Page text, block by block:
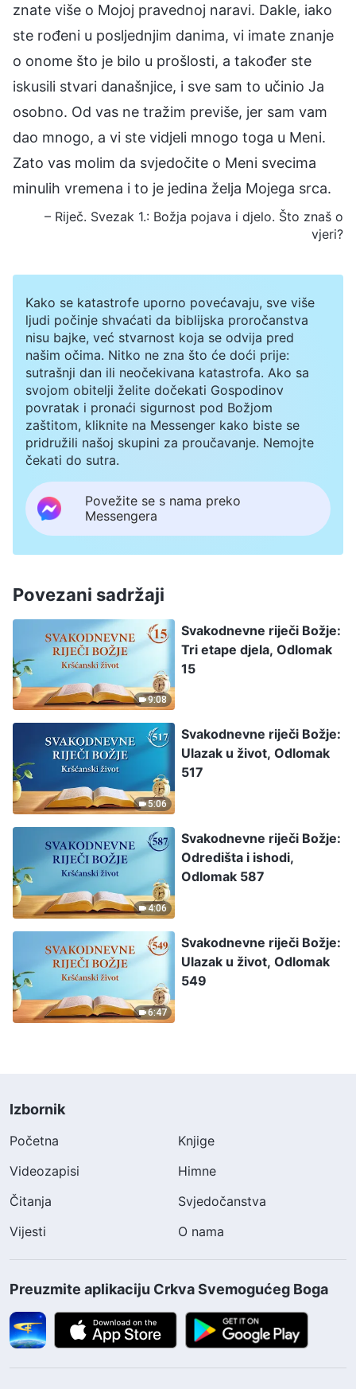
znate više o Mojoj pravednoj naravi. Dakle, iako
ste rođeni u posljednjim danima, vi imate znanje
o onome što je bilo u prošlosti, a također ste
iskusili stvari današnjice, i sve sam to učinio Ja
osobno. Od vas ne tražim previše, jer sam vam
dao mnogo, a vi ste vidjeli mnogo toga u Meni.
Zato vas molim da svjedočite o Meni svecima
minulih vremena i to je jedina želja Mojega srca.
– Riječ. Svezak 1.: Božja pojava i djelo. Što znaš o
vjeri?
Kako se katastrofe uporno povećavaju, sve više
ljudi počinje shvaćati da biblijska proročanstva
nisu bajke, već stvarnost koja se odvija pred
našim očima. Nitko ne zna što će doći prije:
sutrašnji dan ili neočekivana katastrofa. Ako sa
svojom obitelji želite dočekati Gospodinov
povratak i pronaći sigurnost pod Božjom
zaštitom, kliknite na Messenger kako biste se
pridružili našoj skupini za proučavanje. Nemojte
čekati do sutra.
Povežite se s nama preko
Messengera
Povezani sadržaji
9:08
Svakodnevne riječi Božje:
Tri etape djela, Odlomak
15
5:06
Svakodnevne riječi Božje:
Ulazak u život, Odlomak
517
4:06
Svakodnevne riječi Božje:
Odredišta i ishodi,
Odlomak 587
6:47
Svakodnevne riječi Božje:
Ulazak u život, Odlomak
549
Izbornik
Početna
Knjige
Videozapisi
Himne
Čitanja
Svjedočanstva
Vijesti
O nama
Preuzmite aplikaciju Crkva Svemogućeg Boga